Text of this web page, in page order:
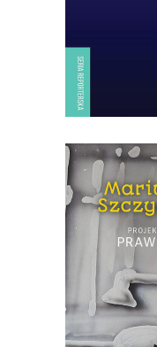
„Projekt:
polskim
nie było.
który
Szczygła z